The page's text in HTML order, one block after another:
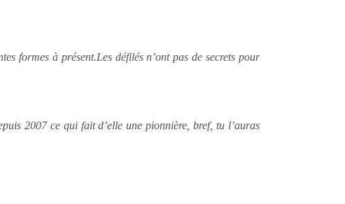
formes à présent.Les défilés n’ont pas de secrets pour
2007 ce qui fait d’elle une pionnière, bref, tu l’auras